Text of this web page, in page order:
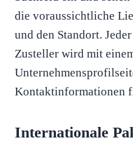
die voraussichtliche
und den Standort.
Zusteller wird mit
Kontaktinformationen
Internationale